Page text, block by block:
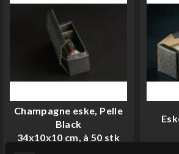
Champagne eske, Pelle
Black
34x10x10 cm, à 50 stk